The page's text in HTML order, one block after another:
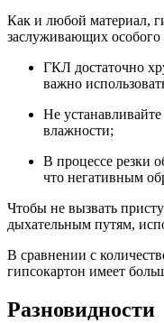
Как и любой материал,
заслуживающих
ГКЛ достаточно
важно
Не
влажности;
В процессе резки
что негативным
Чтобы не вызвать
дыхательным путям,
В сравнении с
гипсокартон имеет
Разновидности